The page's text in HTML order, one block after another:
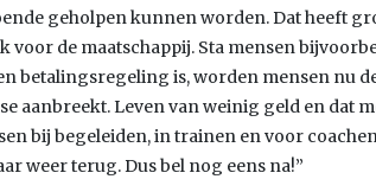
geholpen kunnen worden. Dat heeft
voor de maatschappij. Sta mensen
betalingsregeling is, worden mensen nu
aanbreekt. Leven van weinig geld en dat
bij begeleiden, in trainen en voor
weer terug. Dus bel nog eens na!”